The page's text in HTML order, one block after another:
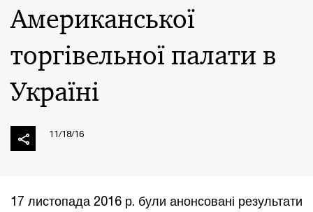
Американської
торгівельної палати в
Україні
11/18/16
17 листопада 2016 р. були анонсовані результати